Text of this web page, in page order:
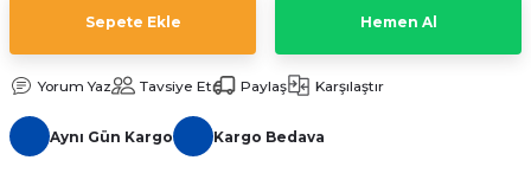
Sepete Ekle Hemen Al
Yorum Yaz Tavsiye Et Paylaş Karşılaştır
Aynı Gün Kargo Kargo Bedava